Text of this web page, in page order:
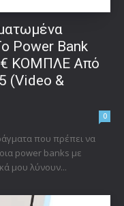
Power Bank
ΚΟΜΠΛΕ Από
(Video &
0
που πρέπει να
power banks με
μου λύνουν...